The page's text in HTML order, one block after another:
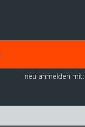
neu anmelden mit: